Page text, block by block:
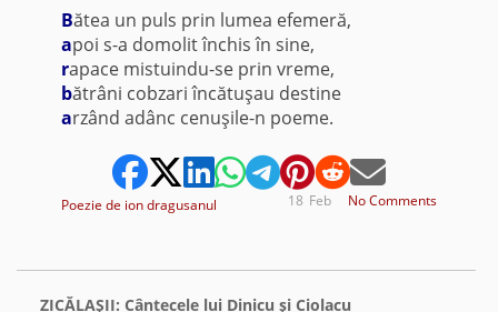
Bătea un puls prin lumea efemeră,
apoi s-a domolit închis în sine,
rapace mistuindu-se prin vreme,
bătrâni cobzari încătuşau destine
arzând adânc cenuşile-n poeme.
Poezie de ion dragusanul No Comments
Feb
18
ZICĂLAŞII: Cântecele lui Dinicu şi Ciolacu